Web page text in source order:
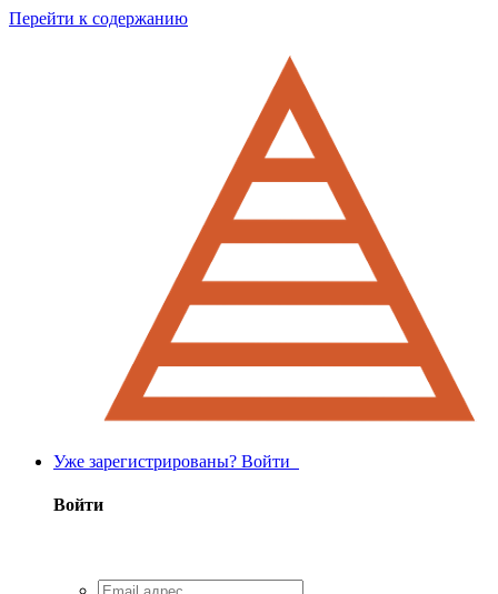
Перейти к содержанию
Уже зарегистрированы? Войти
Войти